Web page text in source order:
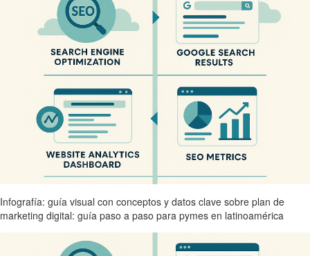
Infografía: guía visual con conceptos y datos clave sobre plan de
marketing digital: guía paso a paso para pymes en latinoamérica